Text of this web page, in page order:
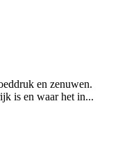
en zenuwen.
is en waar het in...